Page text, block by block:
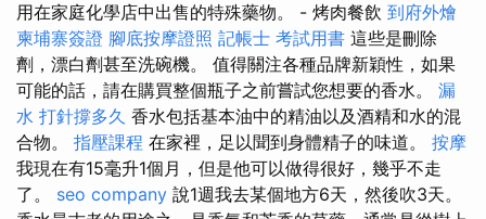
用在家庭化學店中出售的特殊藥物。 - 烤肉餐飲 到府外燴
柬埔寨簽證 腳底按摩證照 記帳士 考試用書 這些是刪除
劑，漂白劑甚至洗碗機。 值得關注各種品牌新穎性，如果
可能的話，請在購買整個瓶子之前嘗試您想要的香水。 漏
水 打針撐多久 香水包括基本油中的精油以及酒精和水的混
合物。 指壓課程 在家裡，足以聞到身體精子的味道。 按摩
我現在有15毫升1個月，但是他可以做得很好，幾乎不走
了。 seo company 說1週我去某個地方6天，然後吹3天。